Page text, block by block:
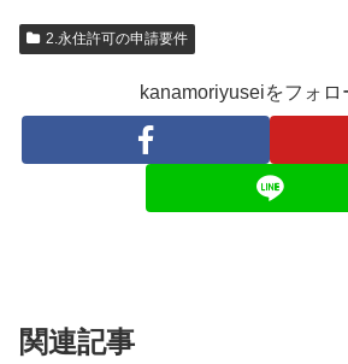
2.永住許可の申請要件
kanamoriyuseiをフォロ
関連記事